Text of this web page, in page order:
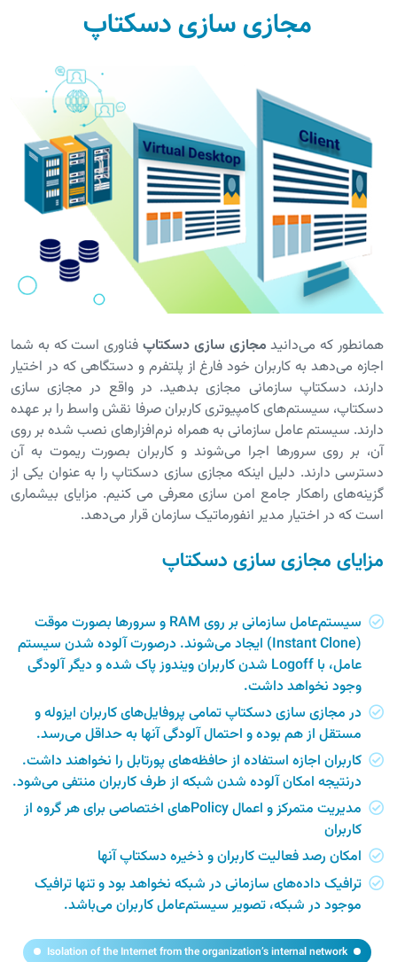
مجازی سازی دسکتاپ
همانطور که می‌دانید مجازی سازی دسکتاپ فناوری است که به شما
اجازه می‌دهد به کاربران خود فارغ از پلتفرم و دستگاهی که در اختیار
دارند، دسکتاپ سازمانی مجازی بدهید. در واقع در مجازی سازی
دسکتاپ، سیستم‌های کامپیوتری کاربران صرفا نقش واسط را بر عهده
دارند. سیستم عامل سازمانی به همراه نرم‌افزارهای نصب شده بر روی
آن، بر روی سرورها اجرا می‌شوند و کاربران بصورت ریموت به آن
دسترسی دارند. دلیل اینکه مجازی سازی دسکتاپ را به عنوان یکی از
گزینه‌های راهکار جامع امن سازی معرفی می کنیم. مزایای بیشماری
است که در اختیار مدیر انفورماتیک سازمان قرار می‌دهد.
مزایای مجازی سازی دسکتاپ
سیستم‌‌عامل سازمانی بر روی RAM و سرورها بصورت موقت
(Instant Clone) ایجاد می‌شوند. درصورت آلوده شدن سیستم
عامل، با Logoff شدن کاربران ویندوز پاک شده و دیگر آلودگی
وجود نخواهد داشت.
در مجازی سازی دسکتاپ تمامی پروفایل‌های کاربران ایزوله و
مستقل از هم بوده و احتمال آلودگی آنها به حداقل می‌رسد.
کاربران اجازه استفاده از حافظه‌های پورتابل را نخواهند داشت.
درنتیجه امکان آلوده شدن شبکه از طرف کاربران منتفی می‌شود.
مدیریت متمرکز و اعمال Policyهای اختصاصی برای هر گروه از
کاربران
امکان رصد فعالیت کاربران و ذخیره دسکتاپ آنها
ترافیک داده‌های سازمانی در شبکه نخواهد بود و تنها ترافیک
موجود در شبکه، تصویر سیستم‌عامل کاربران می‌باشد.
Isolation of the Internet from the organization’s internal network